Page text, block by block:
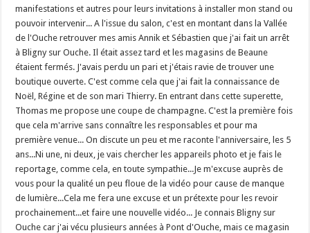
manifestations et autres pour leurs invitations à installer mon stand ou
pouvoir intervenir... A l'issue du salon, c'est en montant dans la Vallée
de l'Ouche retrouver mes amis Annik et Sébastien que j'ai fait un arrêt
à Bligny sur Ouche. Il était assez tard et les magasins de Beaune
étaient fermés. J'avais perdu un pari et j'étais ravie de trouver une
boutique ouverte. C'est comme cela que j'ai fait la connaissance de
Noël, Régine et de son mari Thierry. En entrant dans cette superette,
Thomas me propose une coupe de champagne. C'est la première fois
que cela m'arrive sans connaître les responsables et pour ma
première venue... On discute un peu et me raconte l'anniversaire, les 5
ans...Ni une, ni deux, je vais chercher les appareils photo et je fais le
reportage, comme cela, en toute sympathie...Je m'excuse auprès de
vous pour la qualité un peu floue de la vidéo pour cause de manque
de lumière...Cela me fera une excuse et un prétexte pour les revoir
prochainement...et faire une nouvelle vidéo... Je connais Bligny sur
Ouche car j'ai vécu plusieurs années à Pont d'Ouche, mais ce magasin